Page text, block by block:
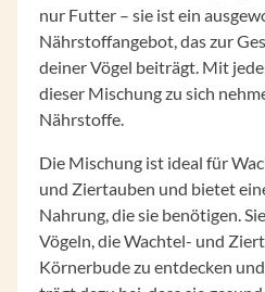
nur Futter – sie ist ein
Nährstoffangebot, das zur
deiner Vögel beiträgt. Mit
dieser Mischung zu sich
Nährstoffe.
Die Mischung ist ideal für
und Ziertauben und bietet
Nahrung, die sie benötigen.
Vögeln, die Wachtel- und
Körnerbude zu entdecken